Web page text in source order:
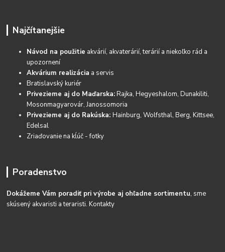
Najčítanejšie
Návod na použitie akvárií, akvaterárií, terárií a niekoľko rád a
upozornení
Akvárium realizácia a servis
Bratislavský kuriér
Privezieme aj do Maďarska:Rajka, Hegyeshalom, Dunakiliti,
Mosonmagyarovár, Janossomoria
Privezieme aj do Rakúska:Hainburg, Wolfsthal, Berg, Kittsee,
Edelsal
Zriaďovanie na kĺúč - fotky
Poradenstvo
Dokážeme Vám poradiť pri výrobe aj ohľadne sortimentu, sme
skúsený akvaristi a teraristi.Kontakty